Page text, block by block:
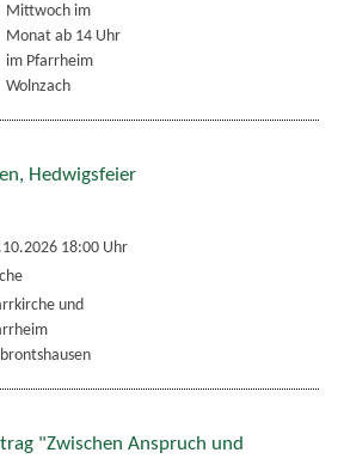
Mittwoch im
Monat ab 14 Uhr
im Pfarrheim
Wolnzach
Hedwigsfeier
18:00 Uhr
und
"Zwischen Anspruch und